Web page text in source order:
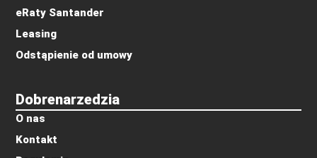
Dobrenarzedzia
O nas
Kontakt
eRaty Santander
Leasing
Odstąpienie od umowy